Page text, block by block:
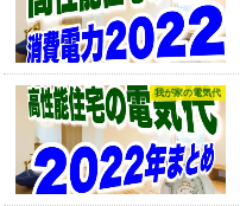
我が家の電気代